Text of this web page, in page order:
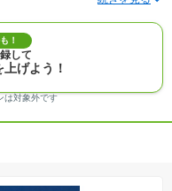
。
した情報です。
は多少異なることがあります。
画像の場合、今回販売の物件と異な
ります。
しない項目もあります。
ます。
！
して
げよう！
は対象外です